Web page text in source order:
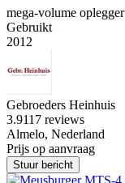
mega-volume oplegger
Gebruikt
2012
Gebroeders Heinhuis
3.9117 reviews
Almelo, Nederland
Prijs op aanvraag
Stuur bericht